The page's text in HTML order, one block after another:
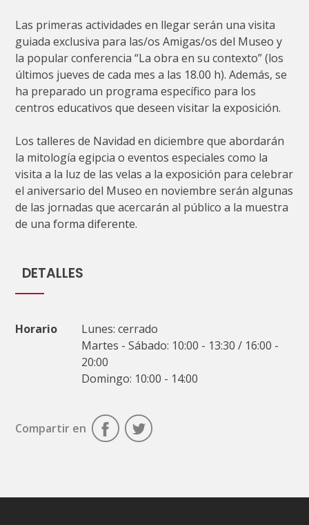
Las primeras actividades en llegar serán una visita
guiada exclusiva para las/os Amigas/os del Museo y
la popular conferencia “La obra en su contexto” (los
últimos jueves de cada mes a las 18.00 h). Además, se
ha preparado un programa específico para los
centros educativos que deseen visitar la exposición.
Los talleres de Navidad en diciembre que abordarán
la mitología egipcia o eventos especiales como la
visita a la luz de las velas a la exposición para celebrar
el aniversario del Museo en noviembre serán algunas
de las jornadas que acercarán al público a la muestra
de una forma diferente.
DETALLES
Horario
Lunes: cerrado
Martes - Sábado: 10:00 - 13:30 / 16:00 -
20:00
Domingo: 10:00 - 14:00
Compartir en